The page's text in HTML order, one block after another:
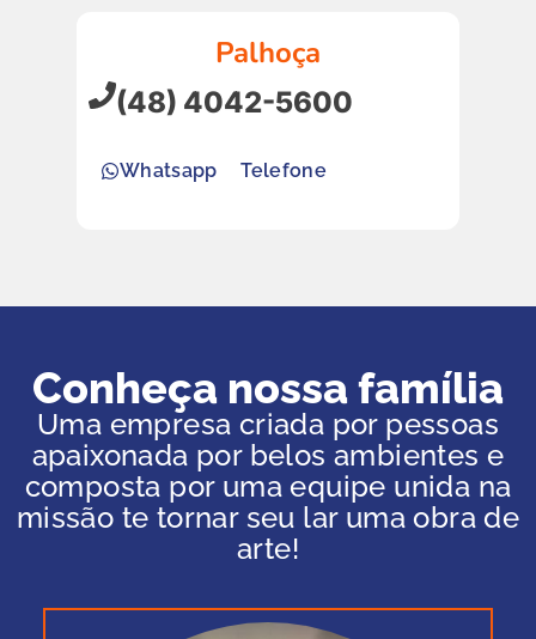
Palhoça
(48) 4042-5600
Whatsapp Telefone
Conheça nossa família
Uma empresa criada por pessoas
apaixonada por belos ambientes e
composta por uma equipe unida na
missão te tornar seu lar uma obra de
arte!